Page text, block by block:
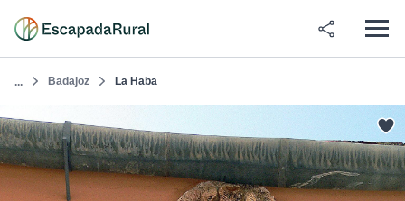
... Badajoz La Haba